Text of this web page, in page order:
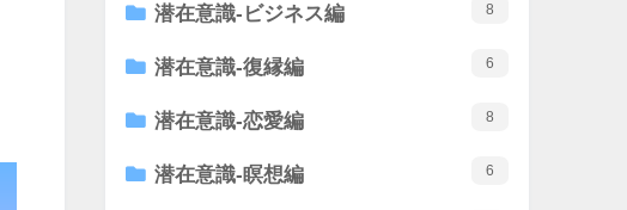
潜在意識-ビジネス編 8
潜在意識-復縁編 6
潜在意識-恋愛編 8
潜在意識-瞑想編 6